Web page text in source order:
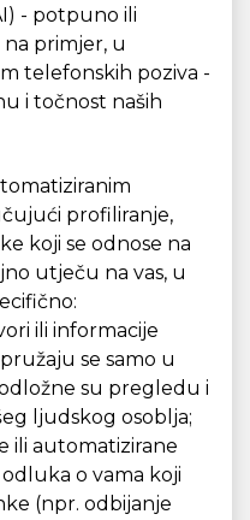
- potpuno ili
primjer, u
telefonskih poziva -
i točnost naših
profiliranje,
koji se odnose na
utječu na vas, u
ili informacije
se samo u
su pregledu i
ljudskog osoblja;
ili automatizirane
o vama koji
(npr. odbijanje